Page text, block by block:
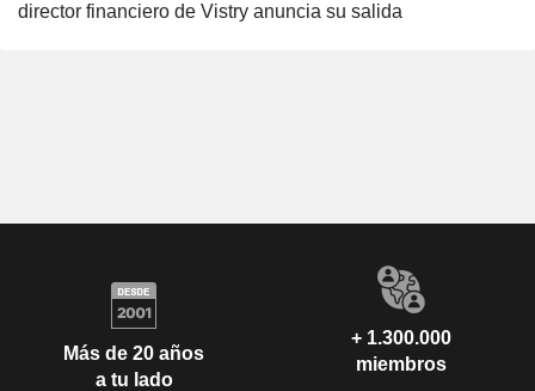
director financiero de Vistry anuncia su salida
Más de 20 años
a tu lado
+ 1.300.000
miembros